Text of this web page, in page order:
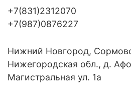
+7(831)2312070
+7(987)0876227
Нижний Новгород,
Нижегородская обл., д.
Магистральная ул. 1а